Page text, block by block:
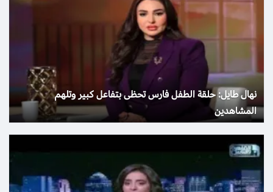
نهال طايل: حلقة الطفل فارس تحظى بتفاعل كبير وتلهم
المشاهدين